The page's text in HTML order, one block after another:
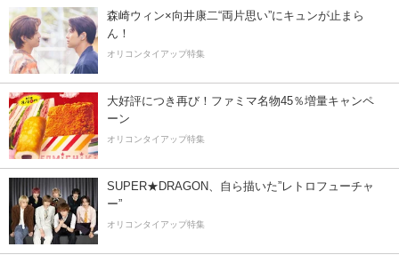
森崎ウィン×向井康二“両片思い”にキュンが止まら
ん！
オリコンタイアップ特集
大好評につき再び！ファミマ名物45％増量キャンペ
ーン
オリコンタイアップ特集
SUPER★DRAGON、自ら描いた”レトロフューチャ
ー”
オリコンタイアップ特集